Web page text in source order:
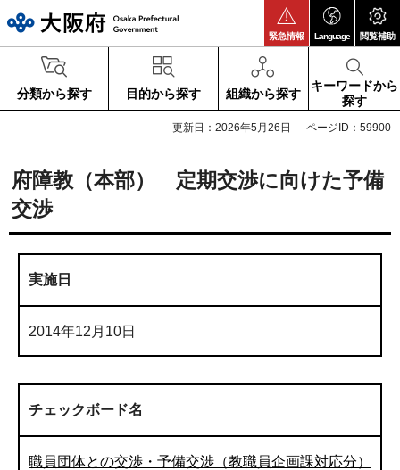
緊急情報 Language 閲覧補助
分類から探す 目的から探す 組織から探す
キーワードから
探す
更新日：2026年5月26日 ページID：59900
府障教（本部） 定期交渉に向けた予備
交渉
実施日
2014年12月10日
チェックボード名
職員団体との交渉・予備交渉（教職員企画課対応分）